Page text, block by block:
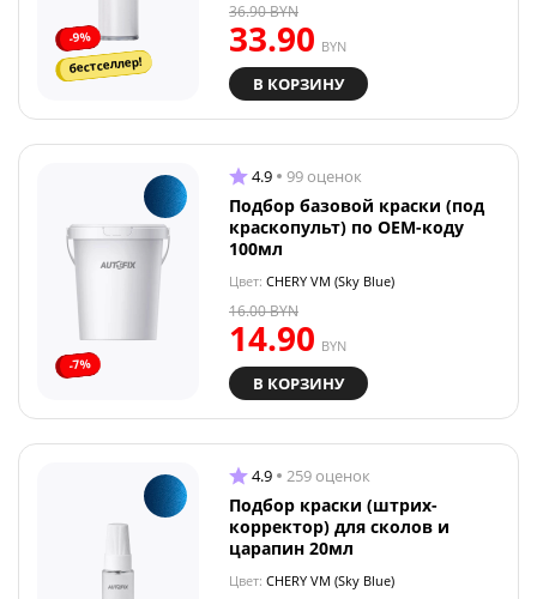
-9%
бестселлер!
33.90 BYN
36.90BYN
В КОРЗИНУ
-7%
4.9 99 оценок
Подбор базовой краски (под
краскопульт) по OEM-коду
100мл
Цвет: CHERY VM (Sky Blue)
14.90 BYN
16.00BYN
В КОРЗИНУ
4.9 259 оценок
Подбор краски (штрих-
корректор) для сколов и
царапин 20мл
Цвет: CHERY VM (Sky Blue)